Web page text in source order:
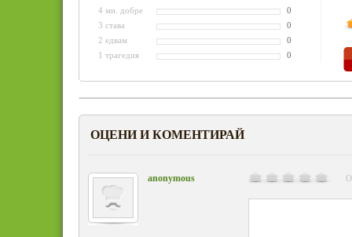
4 мн. добре
0
3 става
0
2 едвам
0
1 трагедия
0
ОЦЕНИ И КОМЕНТИРАЙ
anonymous